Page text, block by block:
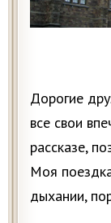
Дорогие
все свои
рассказе,
Моя
дыхании,